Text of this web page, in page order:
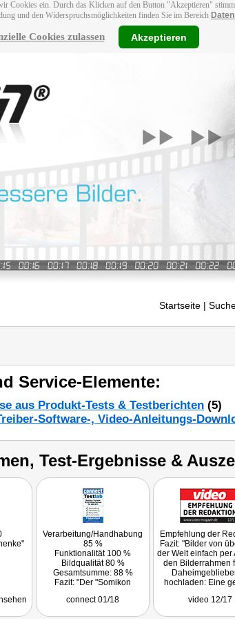
Cookies ein. Durch das Klicken auf den Button "Akzeptieren"
und den Widerspruchsmöglichkeiten finden Sie im Bereich
Cookies zulassen Akzeptieren
Startseite |
Service-Elemente:
aus Produkt-Tests & Testberichten (5)
Software-, Video-Anleitungs-
Test-Ergebnisse &
Verarbeitung/Handhabung
85 %
Funktionalität 100 %
Bildqualität 80 %
Gesamtsumme: 88 %
Fazit: "Der "Somikon
Bilderrahmen DF-800.WiFi"
erfüllt oder übertrifft die von
connect 01/18
Empfehlung der
Fazit: "Bilder von
der Welt einfach per
den Bilderrahmen
hochladen: Eine
Bilderrahmen toll
video 12/17